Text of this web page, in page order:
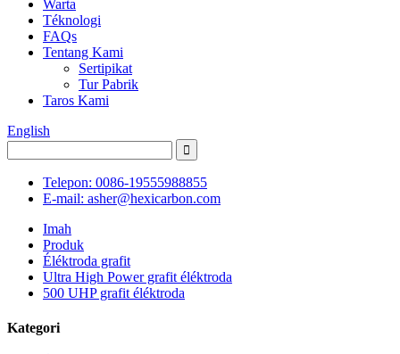
Warta
Téknologi
FAQs
Tentang Kami
Sertipikat
Tur Pabrik
Taros Kami
English
Telepon: 0086-19555988855
E-mail: asher@hexicarbon.com
Imah
Produk
Éléktroda grafit
Ultra High Power grafit éléktroda
500 UHP grafit éléktroda
Kategori